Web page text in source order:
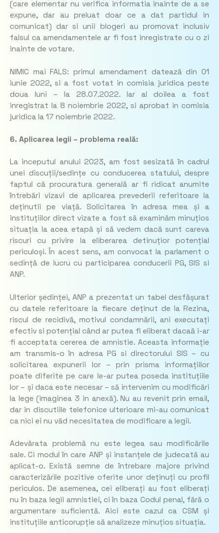
(care elementar nu verifica informatia inainte de a se
expune, dar au preluat doar ce a dat partidul in
comunicat) dar si unii blogeri au promovat inclusiv
falsul ca amendamentele ar fi fost inregistrate cu o zi
inainte de votare.
NIMIC mai FALS: primul amendament datează din 01
iunie 2022, si a fost votat in comisia juridica peste
doua luni – la 28.07.2022. Iar al doilea a fost
inregistrat la 8 noiembrie 2022, si aprobat in comisia
juridica la 17 noiembrie 2022.
6. Aplicarea legii – problema reală:
La inceputul anului 2023, am fost sesizată în cadrul
unei discuții/sedințe cu conducerea statului, despre
faptul că procuratura generală ar fi ridicat anumite
întrebări vizavi de aplicarea prevederii referitoare la
deținutii pe viață. Solicitarea în adresa mea și a
instituțiilor direct vizate a fost să examinăm minuțios
situația la acea etapă și să vedem dacă sunt careva
riscuri cu privire la eliberarea detinuțior potențial
periculoși. În acest sens, am convocat la parlament o
sedință de lucru cu participarea conducerii PG, SIS si
ANP.
Ulterior ședinței, ANP a prezentat un tabel desfășurat
cu datele referitoare la fiecare deținut de la Rezina,
riscul de recidivă, motivul condamnării, ani executați
efectiv si potențial când ar putea fi eliberat dacaă i-ar
fi acceptata cererea de amnistie. Aceasta informație
am transmis-o în adresa PG si directorului SIS – cu
solicitarea expunerii lor – prin prisma informațiilor
poate diferite pe care le-ar putea poseda instituțiile
lor – și daca este necesar – să intervenim cu modificări
la lege (imaginea 3 in anexă). Nu au revenit prin email,
dar in discutiile telefonice ulterioare mi-au comunicat
ca nici ei nu văd necesitatea de modificare a legii.
Adevărata problemă nu este legea sau modificările
sale. Ci modul în care ANP și instanțele de judecată au
aplicat-o. Există semne de întrebare majore privind
caracterizările pozitive oferite unor deținuți cu profil
periculos. De asemenea, cei eliberați au fost eliberați
nu în baza legii amnistiei, ci în baza Codul penal, fără o
argumentare suficientă. Aici este cazul ca CSM și
instituțiile anticorupție să analizeze minuțios situația.